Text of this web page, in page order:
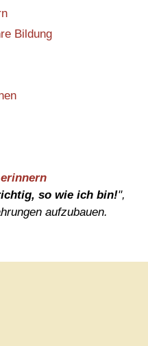
Bildung
so wie ich bin!",
aufzubauen.